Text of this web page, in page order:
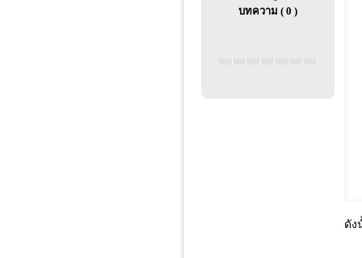
บทความ ( 0 )
ดัง